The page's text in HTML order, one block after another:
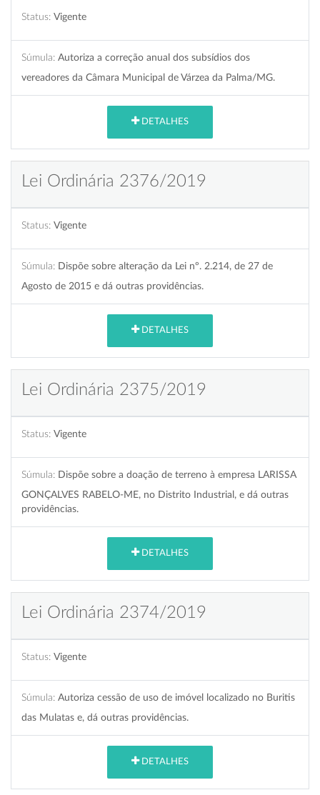
Status: Vigente
Súmula: Autoriza a correção anual dos subsídios dos
vereadores da Câmara Municipal de Várzea da Palma/MG.
DETALHES
Lei Ordinária 2376/2019
Status: Vigente
Súmula: Dispõe sobre alteração da Lei nº. 2.214, de 27 de
Agosto de 2015 e dá outras providências.
DETALHES
Lei Ordinária 2375/2019
Status: Vigente
Súmula: Dispõe sobre a doação de terreno à empresa LARISSA
GONÇALVES RABELO-ME, no Distrito Industrial, e dá outras
providências.
DETALHES
Lei Ordinária 2374/2019
Status: Vigente
Súmula: Autoriza cessão de uso de imóvel localizado no Buritis
das Mulatas e, dá outras providências.
DETALHES